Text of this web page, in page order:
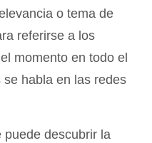
o tema de
referirse a los
momento en todo el
habla en las redes
puede descubrir la